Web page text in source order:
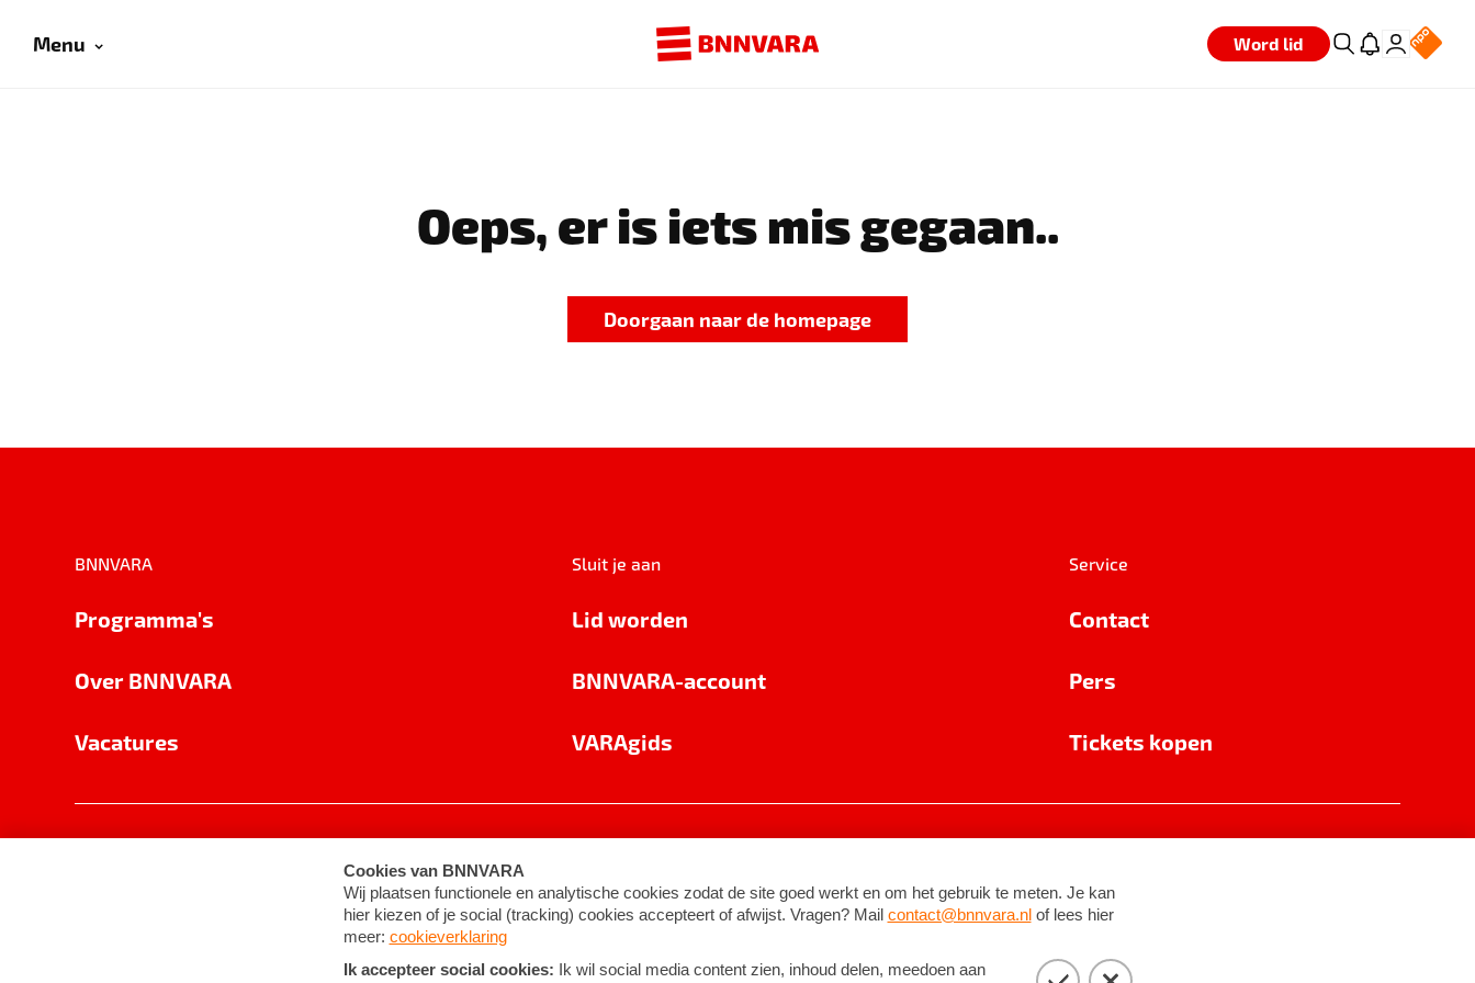
Menu Word lid
Oeps, er is iets mis gegaan..
Doorgaan naar de homepage
BNNVARA
Programma's
Over BNNVARA
Vacatures
Sluit je aan
Lid worden
BNNVARA-account
VARAgids
Service
Contact
Pers
Tickets kopen
Cookie-instellingen Algemene voorwaarden ©2026BNNVARA